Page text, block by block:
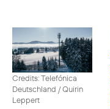
Credits: Telefónica
Deutschland / Quirin
Leppert